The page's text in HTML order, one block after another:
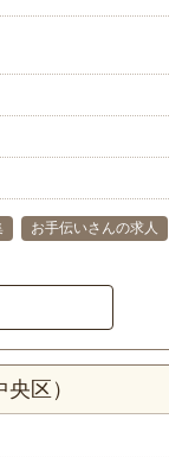
お手伝いさんの求人
区）